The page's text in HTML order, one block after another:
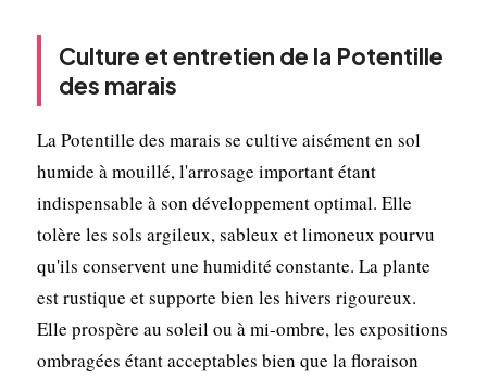
Culture et entretien de la Potentille
des marais
La Potentille des marais se cultive aisément en sol
humide à mouillé, l'arrosage important étant
indispensable à son développement optimal. Elle
tolère les sols argileux, sableux et limoneux pourvu
qu'ils conservent une humidité constante. La plante
est rustique et supporte bien les hivers rigoureux.
Elle prospère au soleil ou à mi-ombre, les expositions
ombragées étant acceptables bien que la floraison